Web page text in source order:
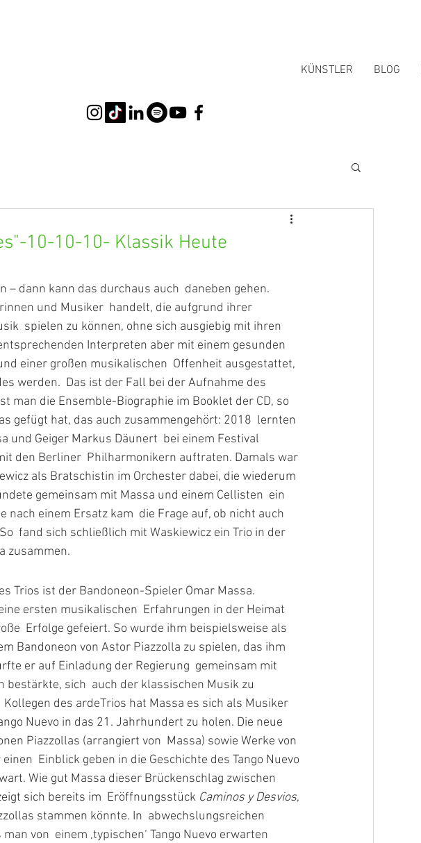
KÜNSTLER BLOG
10-10-10- Klassik Heute
– dann kann das durchaus auch  daneben gehen.
und Musiker  handelt, die aufgrund ihrer
spielen zu können, ohne sich ausgiebig mit ihren
Interpreten aber mit einem gesunden
einer großen musikalischen  Offenheit ausgestattet,
werden.  Das ist der Fall bei der Aufnahme des
man die Ensemble-Biographie im Booklet der CD, so
gefügt hat, das auch zusammengehört: 2018  lernten
und Geiger Markus Däunert  bei einem Festival
den Berliner  Philharmonikern auftraten. Damals war
als Bratschistin im Orchester dabei, die wiederum
gemeinsam mit Massa und einem Cellisten  ein
nach einem Ersatz kam  die Frage auf, ob nicht auch
fand sich schließlich mit Waskiewicz ein Trio in der
zusammen.
Trios ist der Bandoneon-Spieler Omar Massa.
ersten musikalischen  Erfahrungen in der Heimat
Erfolge gefeiert. So wurde ihm beispielsweise als
Bandoneon von Astor Piazzolla zu spielen, das ihm
er auf Einladung der Regierung  gemeinsam mit
bestärkte, sich  auch der klassischen Musik zu
des ardeTrios hat Massa es sich als Musiker
Nuevo in das 21. Jahrhundert zu holen. Die neue
Piazzollas (arrangiert von  Massa) sowie Werke von
Einblick geben in die Geschichte des Tango Nuevo
Wie gut Massa dieser Brückenschlag zwischen
sich bereits im  Eröffnungsstück Caminos y Desvios,
stammen könnte. In  abwechslungsreichen
von  einem ‚typischen‘ Tango Nuevo erwarten